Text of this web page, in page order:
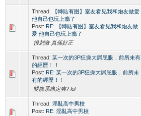
Thread:
【轉貼有图】室友看见我和炮友做爱
他自己也玩上瘾了
Post: RE: 【轉貼有图】室友看见我和炮友做
爱 他自己也玩上瘾了
很刺激 真係好正
Thread: 某一次的3P狂操大屌屁眼，前所未有
的經歷！！
Post: RE: 某一次的3P狂操大屌屁眼，前所未
有的經歷！！
雙龍系痛定爽? lol
Thread: 淫亂高中男校
Post: RE: 淫亂高中男校